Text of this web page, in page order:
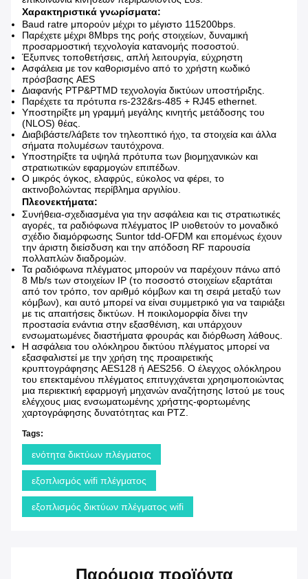
Χαρακτηριστικά γνωρίσματα:
Baud ratre μπορούν μέχρι το μέγιστο 115200bps.
Παρέχετε μέχρι 8Mbps της ροής στοιχείων, δυναμική
προσαρμοστική τεχνολογία κατανομής ποσοστού.
Έξυπνες τοποθετήσεις, απλή λειτουργία, εύχρηστη
Ασφάλεια με τον καθορισμένο από το χρήστη κωδικό
πρόσβασης AES
Διαφανής PTP&PTMD τεχνολογία δικτύων υποστήριξης.
Παρέχετε τα πρότυπα rs-232&rs-485 + RJ45 ethernet.
Υποστηρίξτε μη γραμμή μεγάλης κινητής μετάδοσης του
(NLOS) θέας.
Διαβιβάστε/λάβετε τον τηλεοπτικό ήχο, τα στοιχεία και άλλα
σήματα πολυμέσων ταυτόχρονα.
Υποστηρίξτε τα υψηλά πρότυπα των βιομηχανικών και
στρατιωτικών εφαρμογών επιπέδων.
Ο μικρός όγκος, ελαφρύς, εύκολος να φέρει, το
ακτινοβολώντας περίβλημα αργιλίου.
Πλεονεκτήματα:
Συνήθεια-σχεδιασμένα για την ασφάλεια και τις στρατιωτικές
αγορές, τα ραδιόφωνα πλέγματος IP υιοθετούν το μοναδικό
σχέδιο διαμόρφωσης Suntor tdd-OFDM και επομένως έχουν
την άριστη διείσδυση και την απόδοση RF παρουσία
πολλαπλών διαδρομών.
Τα ραδιόφωνα πλέγματος μπορούν να παρέχουν πάνω από
8 Mb/s των στοιχείων IP (το ποσοστό στοιχείων εξαρτάται
από τον τρόπο, τον αριθμό κόμβων και τη σειρά μεταξύ των
κόμβων), και αυτό μπορεί να είναι συμμετρικό για να ταιριάξει
με τις απαιτήσεις δικτύων. Η ποικιλομορφία δίνει την
προστασία ενάντια στην εξασθένιση, και υπάρχουν
ενσωματωμένες διαστήματα φρουράς και διόρθωση λάθους.
Η ασφάλεια του ολόκληρου δικτύου πλέγματος μπορεί να
εξασφαλιστεί με την χρήση της προαιρετικής
κρυπτογράφησης AES128 ή AES256. Ο έλεγχος ολόκληρου
του επεκταμένου πλέγματος επιτυγχάνεται χρησιμοποιώντας
μια περιεκτική εφαρμογή μηχανών αναζήτησης Ιστού με τους
ελέγχους μιας ενσωματωμένης χρήστης-φορτωμένης
χαρτογράφησης δυνατότητας και PTZ.
Tags:
ενότητα δικτύων πλέγματος
εξοπλισμός wifi πλέγματος
εξοπλισμός δικτύων πλέγματος wifi
Παρόμοια προϊόντα